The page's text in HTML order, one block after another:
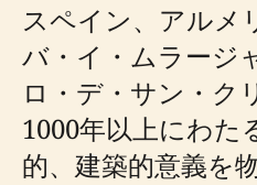
スペイン、アルメ
バ・イ・ムラージ
ロ・デ・サン・ク
1000年以上にわた
的、建築的意義を